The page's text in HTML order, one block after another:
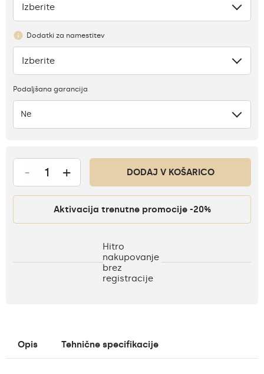
Ni
Izberite
Dodatki za namestitev
Ni
Izberite
Podaljšana garancija
Ne
- + DODAJ V KOŠARICO
Aktivacija trenutne promocije -20%
Hitro
nakupovanje
brez
registracije
Opis Tehnične specifikacije